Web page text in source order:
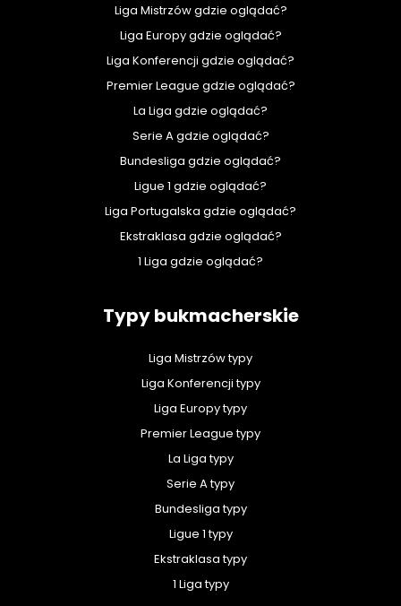
Liga Mistrzów gdzie oglądać?
Liga Europy gdzie oglądać?
Liga Konferencji gdzie oglądać?
Premier League gdzie oglądać?
La Liga gdzie oglądać?
Serie A gdzie oglądać?
Bundesliga gdzie oglądać?
Ligue 1 gdzie oglądać?
Liga Portugalska gdzie oglądać?
Ekstraklasa gdzie oglądać?
1 Liga gdzie oglądać?
Typy bukmacherskie
Liga Mistrzów typy
Liga Konferencji typy
Liga Europy typy
Premier League typy
La Liga typy
Serie A typy
Bundesliga typy
Ligue 1 typy
Ekstraklasa typy
1 Liga typy